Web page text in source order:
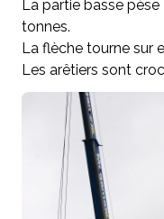
La partie basse
tonnes.
La flèche tourne sur
Les arêtiers sont